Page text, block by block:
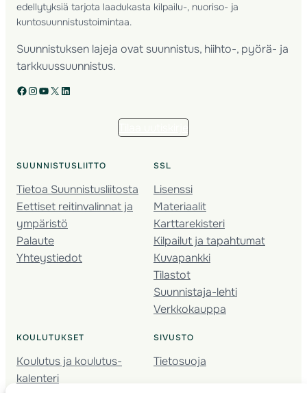
edellytyksiä tarjota laadukasta kilpailu-, nuoriso- ja
kuntosuunnistustoimintaa.
Suunnistuksen lajeja ovat suunnistus, hiihto-, pyörä- ja
tarkkuussuunnistus.
Facebook Instagram YouTube X LinkedIn
SUUNNISTUSLIITTO
Tietoa Suunnistusliitosta
Eettiset reitinvalinnat ja
ympäristö
Palaute
Yhteystiedot
SSL
Lisenssi
Materiaalit
Karttarekisteri
Kilpailut ja tapahtumat
Kuvapankki
Tilastot
Suunnistaja-lehti
Verkkokauppa
KOULUTUKSET
Koulutus ja koulutus­
kalenteri
SIVUSTO
Tietosuoja